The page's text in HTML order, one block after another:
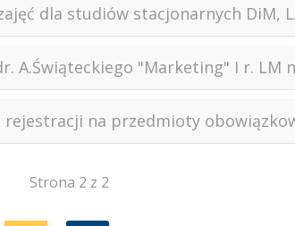
dla studiów stacjonarnych DiM,
A.Świąteckiego "Marketing" I r. LM
na przedmioty
Strona 2 z 2